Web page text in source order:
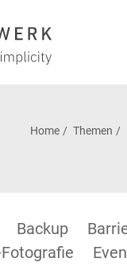
Home Themen
Backup